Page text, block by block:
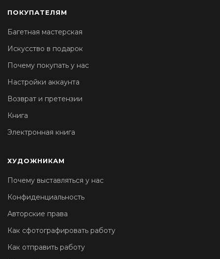
ПОКУПАТЕЛЯМ
Багетная мастерская
Искусство в подарок
Почему покупать у нас
Настройки аккаунта
Возврат и претензии
Книга
Электронная книга
ХУДОЖНИКАМ
Почему выставляться у нас
Конфиденциальность
Авторские права
Как сфотографировать работу
Как отправить работу